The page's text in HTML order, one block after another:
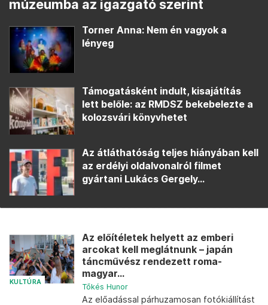
múzeumba az igazgató szerint
Torner Anna: Nem én vagyok a
lényeg
Támogatásként indult, kisajátítás
lett belőle: az RMDSZ bekebelezte a
kolozsvári könyvhetet
Az átláthatóság teljes hiányában kell
az erdélyi oldalvonalról filmet
gyártani Lukács Gergely...
KULTÚRA
Az előítéletek helyett az emberi
arcokat kell meglátnunk – japán
táncművész rendezett roma-
magyar...
Tőkés Hunor
Az előadással párhuzamosan fotókiállítást